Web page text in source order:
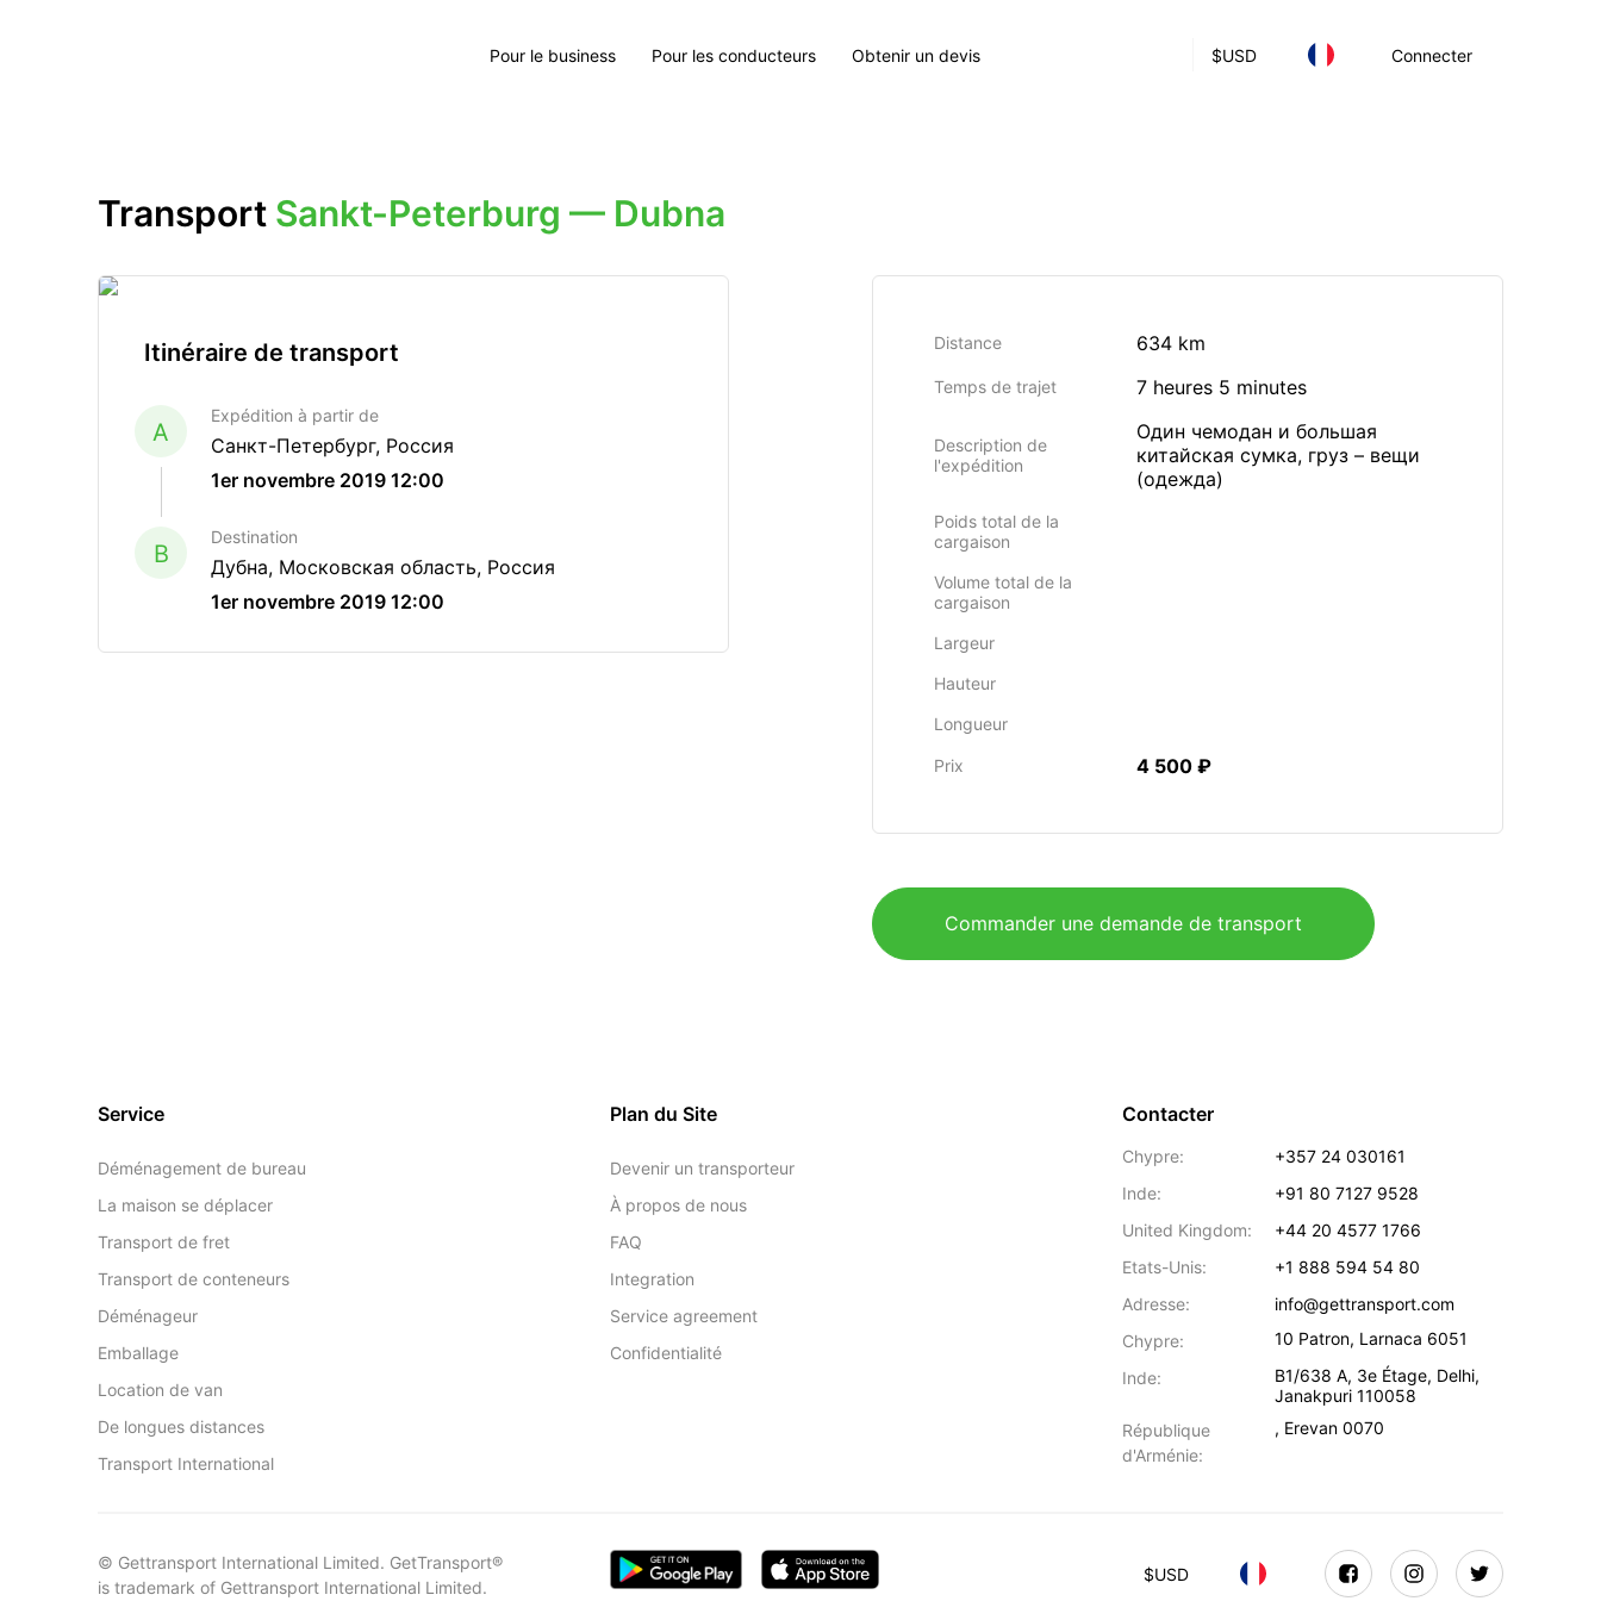
$USD Connecter
Pour le business Pour les conducteurs Obtenir un devis
Transport Sankt-Peterburg — Dubna
Itinéraire de transport
A
Expédition à partir de
Санкт-Петербург, Россия
1er novembre 2019 12:00
B
Destination
Дубна, Московская область, Россия
1er novembre 2019 12:00
Distance 634 km
Temps de trajet 7 heures 5 minutes
Description de
l'expédition
Один чемодан и большая
китайская сумка, груз – вещи
(одежда)
Poids total de la
cargaison
Volume total de la
cargaison
Largeur
Hauteur
Longueur
Prix 4 500 ₽
Commander une demande de transport
Service
Déménagement de bureau
La maison se déplacer
Transport de fret
Transport de conteneurs
Déménageur
Emballage
Location de van
De longues distances
Transport International
Plan du Site
Devenir un transporteur
À propos de nous
FAQ
Integration
Service agreement
Confidentialité
Contacter
Chypre:
+357 24 030161
Inde:
+91 80 7127 9528
United Kingdom:
+44 20 4577 1766
Etats-Unis:
+1 888 594 54 80
Adresse:
info@gettransport.com
Chypre:
10 Patron, Larnaca 6051
Inde:
B1/638 A, 3e Étage, Delhi,
Janakpuri 110058
République
d'Arménie:
, Erevan 0070
© Gettransport International Limited. GetTransport®
is trademark of Gettransport International Limited.
$USD